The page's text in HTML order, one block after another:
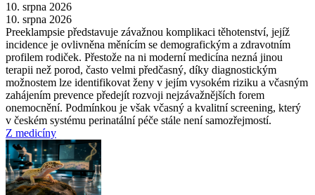
10. srpna 2026
10. srpna 2026
Preeklampsie představuje závažnou komplikaci těhotenství, jejíž
incidence je ovlivněna měnícím se demografickým a zdravotním
profilem rodiček. Přestože na ni moderní medicína nezná jinou
terapii než porod, často velmi předčasný, díky diagnostickým
možnostem lze identifikovat ženy v jejím vysokém riziku a včasným
zahájením prevence předejít rozvoji nejzávažnějších forem
onemocnění. Podmínkou je však včasný a kvalitní screening, který
v českém systému perinatální péče stále není samozřejmostí.
Z medicíny